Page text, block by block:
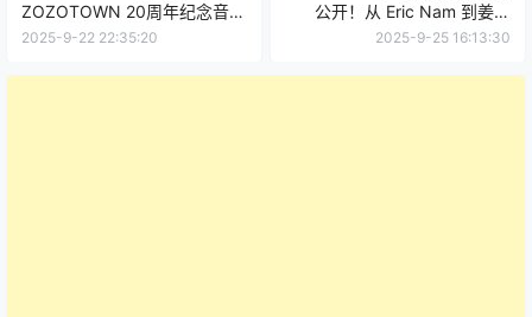
ZOZOTOWN 20周年纪念音
源，并出席10月13日的
2025-9-22 22:35:20
公开！从 Eric Nam 到姜素
拉，这个阵容你期待吗？
2025-9-25 16:13:30